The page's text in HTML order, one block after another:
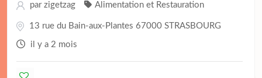
par zigetzag Alimentation et Restauration
13 rue du Bain-aux-Plantes 67000 STRASBOURG
il y a 2 mois